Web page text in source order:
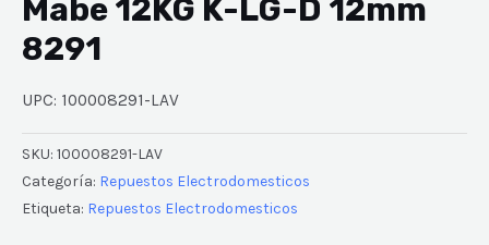
Mabe 12KG K-LG-D 12mm
8291
UPC: 100008291-LAV
SKU: 100008291-LAV
Categoría: Repuestos Electrodomesticos
Etiqueta: Repuestos Electrodomesticos